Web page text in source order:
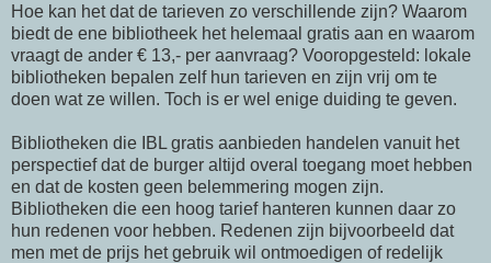
Hoe kan het dat de tarieven zo verschillende zijn? Waarom
biedt de ene bibliotheek het helemaal gratis aan en waarom
vraagt de ander € 13,- per aanvraag? Vooropgesteld: lokale
bibliotheken bepalen zelf hun tarieven en zijn vrij om te
doen wat ze willen. Toch is er wel enige duiding te geven.
Bibliotheken die IBL gratis aanbieden handelen vanuit het
perspectief dat de burger altijd overal toegang moet hebben
en dat de kosten geen belemmering mogen zijn.
Bibliotheken die een hoog tarief hanteren kunnen daar zo
hun redenen voor hebben. Redenen zijn bijvoorbeeld dat
men met de prijs het gebruik wil ontmoedigen of redelijk